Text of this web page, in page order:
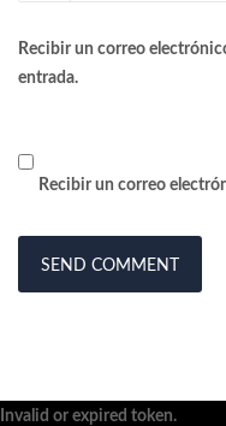
Recibir un correo
entrada.
Recibir un correo
Invalid or expired token.